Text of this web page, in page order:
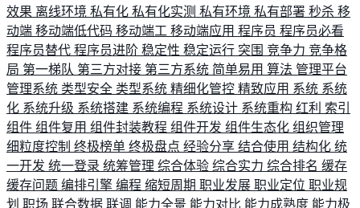
效果 离线环境 私有化 私有化实测 私有环境 私有部署 秒杀 移
动端 移动端低代码 移动端工 移动端应用 程序员 程序员必看
程序员替代 程序员进阶 稳定性 稳定运行 突围 竞争力 竞争格
局 第一梯队 第三方对接 第三方系统 简单易用 算法 管理平台
管理系统 类型安全 类型系统 精细化管控 精致应用 系统 系统
化 系统升级 系统搭建 系统编程 系统设计 系统重构 红利 索引
组件 组件复用 组件封装教程 组件开发 组件生态化 组织管理
细粒度控制 终极榜单 终极盘点 经验分享 结合使用 结构化 统
一开发 统一登录 统筹管理 综合体验 综合实力 综合排名 缓存
缓存问题 编排引擎 编程 缩短周期 职业发展 职业定位 职业规
划 职场 联合数据 联调 能力全景 能力对比 能力成熟度 能力极